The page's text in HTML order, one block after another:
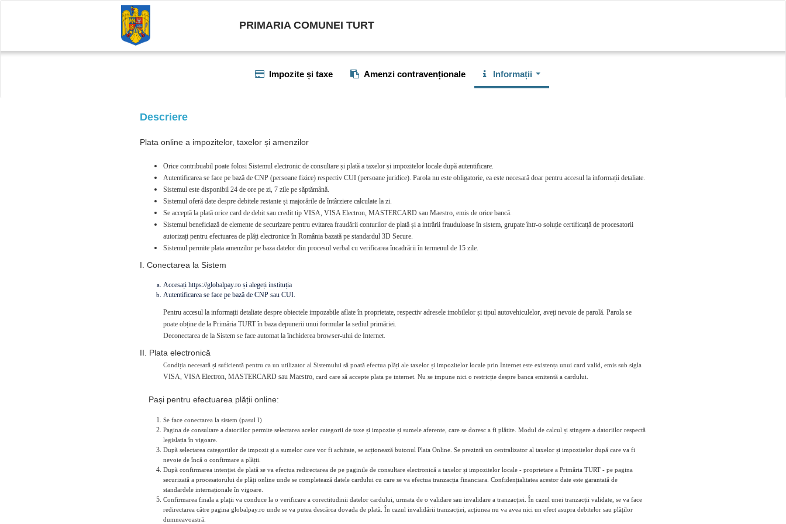
PRIMARIA COMUNEI TURT
Impozite și taxe Amenzi contravenționale Informații
Descriere
Plata online a impozitelor, taxelor și amenzilor
Orice contribuabil poate folosi Sistemul electronic de consultare și plată a taxelor și impozitelor locale după autentificare.
Autentificarea se face pe bază de CNP (persoane fizice) respectiv CUI (persoane juridice). Parola nu este obligatorie, ea este necesară doar pentru accesul la informații detaliate.
Sistemul este disponibil 24 de ore pe zi, 7 zile pe săptămână.
Sistemul oferă date despre debitele restante și majorările de întârziere calculate la zi.
Se acceptă la plată orice card de debit sau credit tip VISA, VISA Electron, MASTERCARD sau Maestro, emis de orice bancă.
Sistemul beneficiază de elemente de securizare pentru evitarea fraudării conturilor de plată și a intrării frauduloase în sistem, grupate într-o soluție certificatță de procesatorii
autorizați pentru efectuarea de plăți electronice în România bazată pe standardul 3D Secure.
Sistemul permite plata amenzilor pe baza datelor din procesul verbal cu verificarea încadrării în termenul de 15 zile.
I. Conectarea la Sistem
Accesați https://globalpay.ro și alegeți instituția
Autentificarea se face pe bază de CNP sau CUI.
Pentru accesul la informații detaliate despre obiectele impozabile aflate în proprietate, respectiv adresele imobilelor și tipul autovehiculelor, aveți nevoie de parolă. Parola se
poate obține de la Primăria TURT în baza depunerii unui formular la sediul primăriei.
Deconectarea de la Sistem se face automat la închiderea browser-ului de Internet.
II. Plata electronică
Condiția necesară și suficientă pentru ca un utilizator al Sistemului să poată efectua plăți ale taxelor și impozitelor locale prin Internet este existența unui card valid, emis sub sigla
VISA, VISA Electron, MASTERCARD sau Maestro, card care să accepte plata pe internet. Nu se impune nici o restricție despre banca emitentă a cardului.
Pași pentru efectuarea plății online:
Se face conectarea la sistem (pasul I)
Pagina de consultare a datoriilor permite selectarea acelor categorii de taxe și impozite și sumele aferente, care se doresc a fi plătite. Modul de calcul și stingere a datoriilor respectă
legislația în vigoare.
După selectarea categoriilor de impozit și a sumelor care vor fi achitate, se acționează butonul Plata Online. Se prezintă un centralizator al taxelor și impozitelor după care va fi
nevoie de încă o confirmare a plății.
După confirmarea intenției de plată se va efectua redirectarea de pe paginile de consultare electronică a taxelor și impozitelor locale - proprietare a Primăria TURT - pe pagina
securizată a procesatorului de plăți online unde se completează datele cardului cu care se va efectua tranzacția financiara. Confidențialitatea acestor date este garantată de
standardele internaționale în vigoare.
Confirmarea finala a plații va conduce la o verificare a corectitudinii datelor cardului, urmata de o validare sau invalidare a tranzacției. În cazul unei tranzacții validate, se va face
redirectarea către pagina globalpay.ro unde se va putea descărca dovada de plată. În cazul invalidării tranzacției, acțiunea nu va avea nici un efect asupra debitelor sau plăților
dumneavoastră.